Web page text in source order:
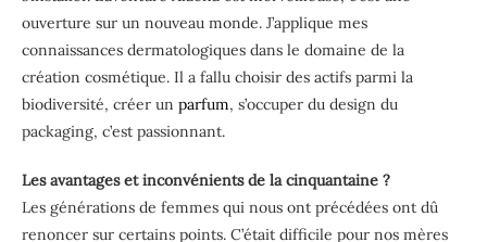
ouverture sur un nouveau monde. J’applique mes
connaissances dermatologiques dans le domaine de la
création cosmétique. Il a fallu choisir des actifs parmi la
biodiversité, créer un parfum, s’occuper du design du
packaging, c’est passionnant.
Les avantages et inconvénients de la cinquantaine ?
Les générations de femmes qui nous ont précédées ont dû
renoncer sur certains points. C’était difficile pour nos mères